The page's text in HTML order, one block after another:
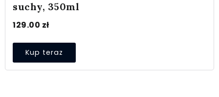
suchy, 350ml
129.00 zł
Kup teraz